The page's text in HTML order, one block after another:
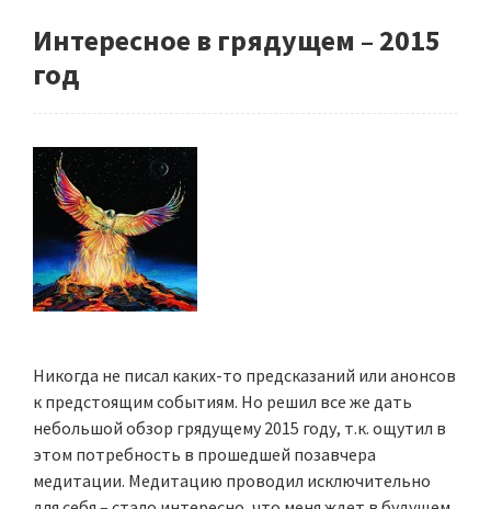
Интересное в грядущем – 2015
год
Никогда не писал каких-то предсказаний или анонсов
к предстоящим событиям. Но решил все же дать
небольшой обзор грядущему 2015 году, т.к. ощутил в
этом потребность в прошедшей позавчера
медитации. Медитацию проводил исключительно